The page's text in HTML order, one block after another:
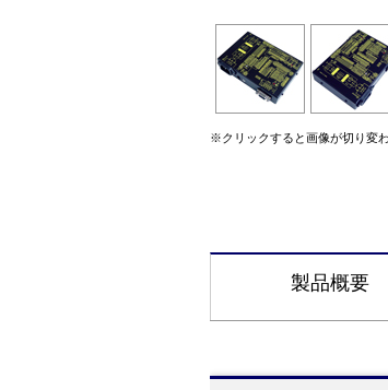
※クリックすると画像が切り変わ
製品概要